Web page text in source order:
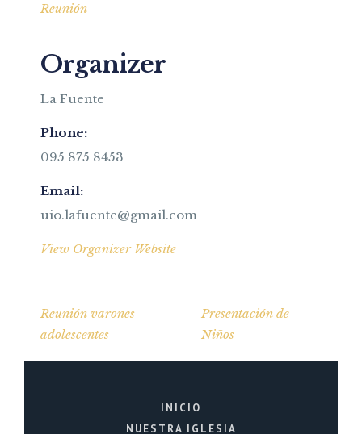
Reunión
Organizer
La Fuente
Phone:
095 875 8453
Email:
uio.lafuente@gmail.com
View Organizer Website
Reunión varones
adolescentes
Presentación de
Niños
INICIO
NUESTRA IGLESIA